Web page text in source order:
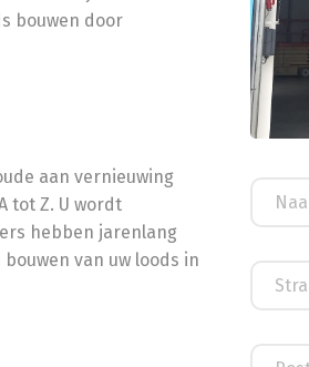
bouwen door
aan vernieuwing
tot Z. U wordt
hebben jarenlang
van uw loods in